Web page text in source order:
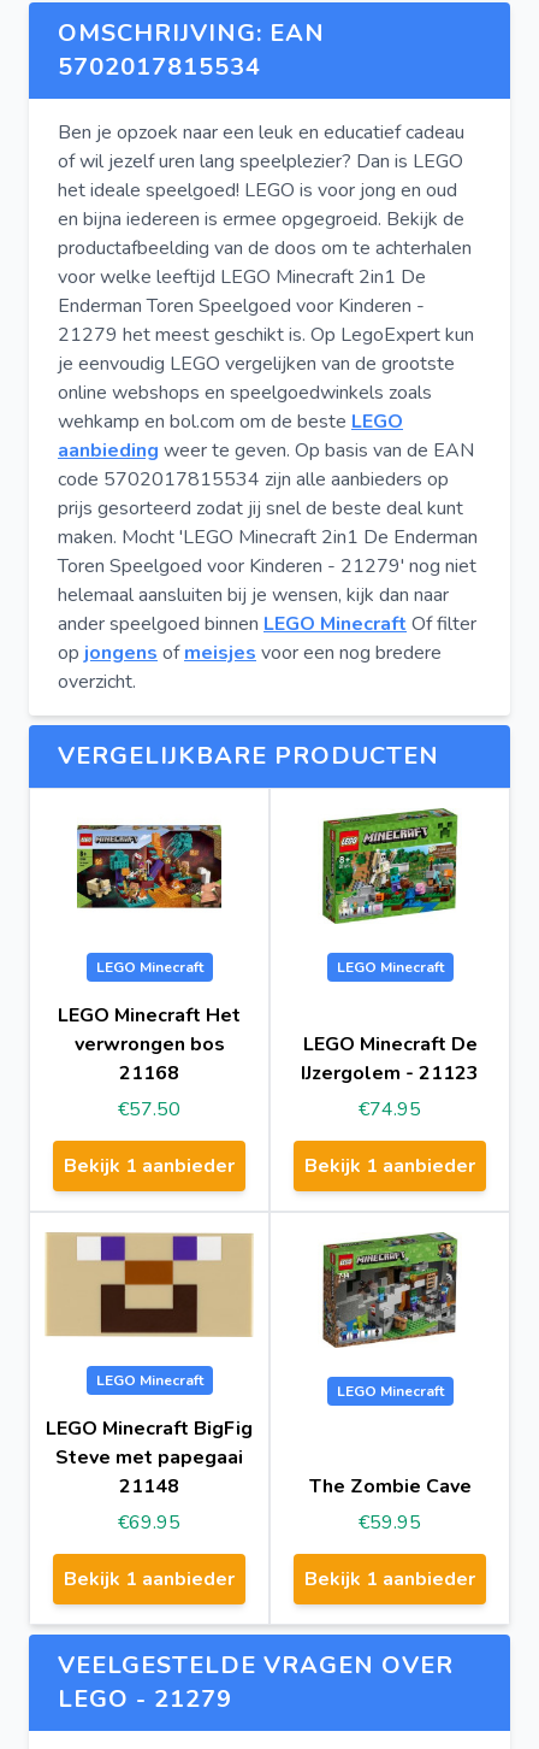
OMSCHRIJVING: EAN
5702017815534
Ben je opzoek naar een leuk en educatief cadeau
of wil jezelf uren lang speelplezier? Dan is LEGO
het ideale speelgoed! LEGO is voor jong en oud
en bijna iedereen is ermee opgegroeid. Bekijk de
productafbeelding van de doos om te achterhalen
voor welke leeftijd LEGO Minecraft 2in1 De
Enderman Toren Speelgoed voor Kinderen -
21279 het meest geschikt is. Op LegoExpert kun
je eenvoudig LEGO vergelijken van de grootste
online webshops en speelgoedwinkels zoals
wehkamp en bol.com om de beste LEGO
aanbieding weer te geven. Op basis van de EAN
code 5702017815534 zijn alle aanbieders op
prijs gesorteerd zodat jij snel de beste deal kunt
maken. Mocht 'LEGO Minecraft 2in1 De Enderman
Toren Speelgoed voor Kinderen - 21279' nog niet
helemaal aansluiten bij je wensen, kijk dan naar
ander speelgoed binnen LEGO Minecraft Of filter
op jongens ofmeisjes voor een nog bredere
overzicht.
VERGELIJKBARE PRODUCTEN
LEGO Minecraft
LEGO Minecraft Het
verwrongen bos
21168
€57.50
Bekijk 1 aanbieder
LEGO Minecraft
LEGO Minecraft De
IJzergolem - 21123
€74.95
Bekijk 1 aanbieder
LEGO Minecraft
LEGO Minecraft BigFig
Steve met papegaai
21148
€69.95
Bekijk 1 aanbieder
LEGO Minecraft
The Zombie Cave
€59.95
Bekijk 1 aanbieder
VEELGESTELDE VRAGEN OVER
LEGO - 21279